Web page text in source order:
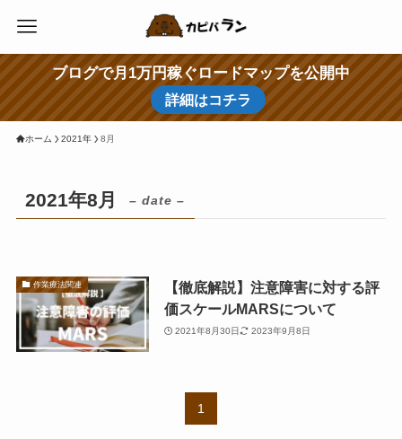
ブログで月1万円稼ぐロードマップを公開中
詳細はコチラ
ホーム 2021年 8月
2021年8月 – date –
作業療法関連
【徹底解説】注意障害に対する評
価スケールMARSについて
2021年8月30日 2023年9月8日
1